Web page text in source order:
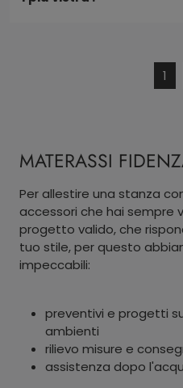
1
MATERASSI
Per allestire una stanza
accessori che hai sempre
progetto valido, che
tuo stile, per questo
impeccabili:
preventivi e progetti
ambienti
rilievo misure e
assistenza dopo